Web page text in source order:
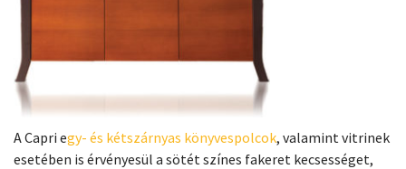
A Capri egy- és kétszárnyas könyvespolcok, valamint vitrinek
esetében is érvényesül a sötét színes fakeret kecsességet,